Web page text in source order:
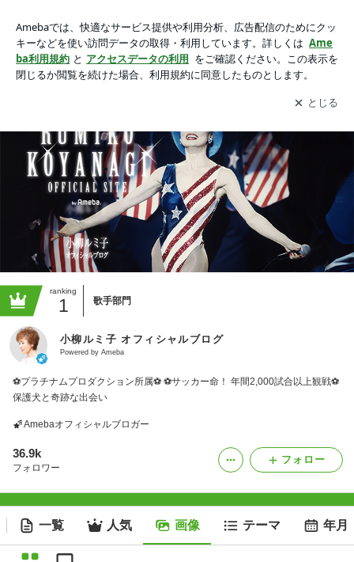
アプリをダウンロードして ブログの更新通知
を受け取りまし
ょう。
開く
ranking
1 歌手部門
小柳ルミ子 オフィシャルブログ
Powered by Ameba
⚽️プラチナムプロダクション所属⚽️ ⚽️サッカー命！ 年間2,000試合以上観戦⚽️
保護犬と奇跡な出会い
Amebaオフィシャルブロガー
36.9k
フォロワー
フォロー
一覧 人気 画像 テーマ 年月